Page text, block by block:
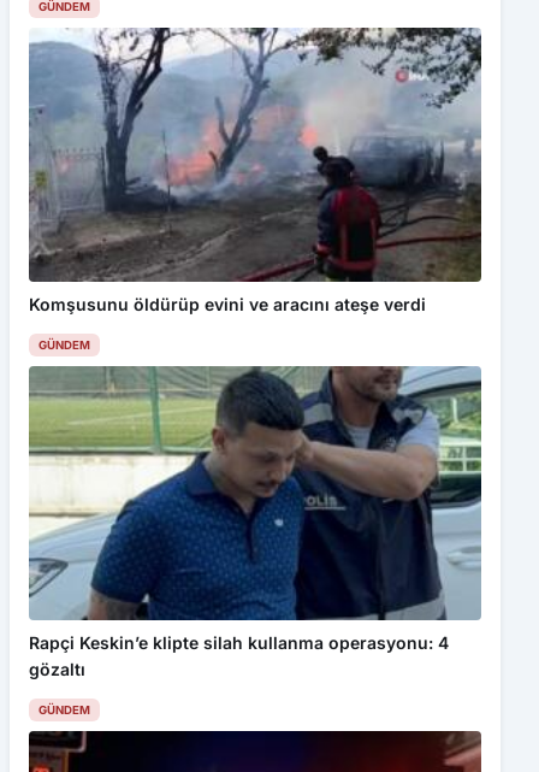
GÜNDEM
Komşusunu öldürüp evini ve aracını ateşe verdi
GÜNDEM
Rapçi Keskin’e klipte silah kullanma operasyonu: 4
gözaltı
GÜNDEM